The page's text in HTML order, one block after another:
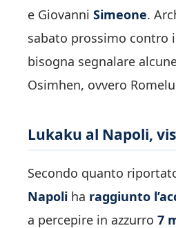
e Giovanni Simeone.
sabato prossimo contro
bisogna segnalare
Osimhen, ovvero Romelu
Lukaku al Napoli,
Secondo quanto
Napoli ha raggiunto
a percepire in azzurro 7